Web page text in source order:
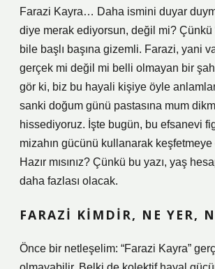
Farazi Kayra… Daha ismini duyar
diye merak ediyorsun, değil mi? Çünkü
bile başlı başına gizemli. Farazi, yani
gerçek mi değil mi belli olmayan bir
gör ki, biz bu hayali kişiye öyle
sanki doğum günü pastasına mum
hissediyoruz. İşte bugün, bu efsanevi
mizahın gücünü kullanarak keşfetmeye
Hazır mısınız? Çünkü bu yazı, yaş
daha fazlası olacak.
FARAZI KIMDIR, NE YER,
Önce bir netleşelim: “Farazi Kayra”